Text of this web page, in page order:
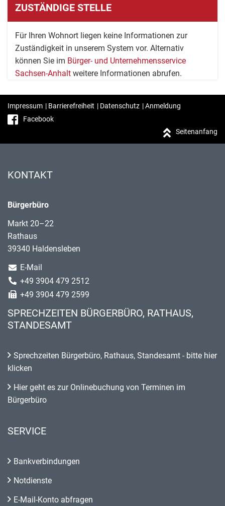
ZUSTÄNDIGE STELLE
Für Ihren Wohnort liegen keine Informationen zur
Zuständigkeit in unserem System vor. Alternativ
können Sie im Bürger- und Unternehmensservice
Sachsen-Anhalt weitere Informationen abrufen.
Impressum | Barrierefreiheit | Datenschutz |Anmeldung
Facebook
Seitenanfang
KONTAKT
Bürgerbüro
Markt 20–22
Rathaus
39340 Haldensleben
E-Mail
+49 3904 479 2512
+49 3904 479 2599
SPRECHZEITEN BÜRGERBÜRO, RATHAUS,
STANDESAMT
Sprechzeiten Bürgerbüro, Rathaus, Standesamt - bitte hier
klicken
Hier geht es zur Onlinebuchung von Terminen im
Bürgerbüro
SERVICE
Bankverbindungen
Notdienste
E-Mail-Konto abfragen